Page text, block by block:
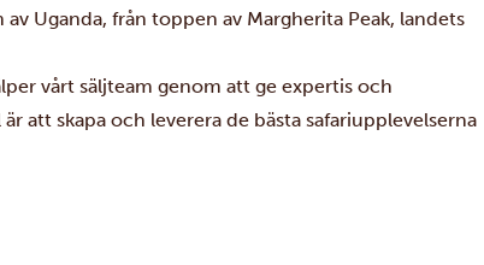
Uganda, från toppen av Margherita Peak, landets
vårt säljteam genom att ge expertis och
att skapa och leverera de bästa safariupplevelserna